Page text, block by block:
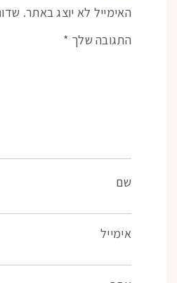
האימייל לא יוצג באתר.
התגובה שלך *
שם
אימייל